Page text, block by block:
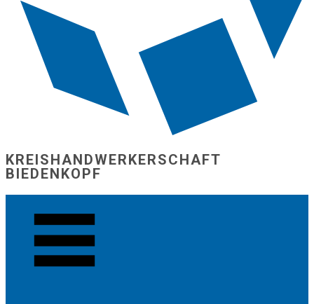
KREISHANDW​ERKERSCHAFT
BIEDENKOPF